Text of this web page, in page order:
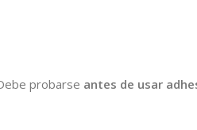
probarse antes de usar